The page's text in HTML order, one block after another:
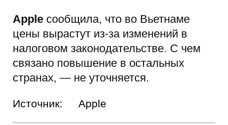
Apple сообщила, что во Вьетнаме
цены вырастут из-за изменений в
налоговом законодательстве. С чем
связано повышение в остальных
странах, — не уточняется.
Источник: Apple